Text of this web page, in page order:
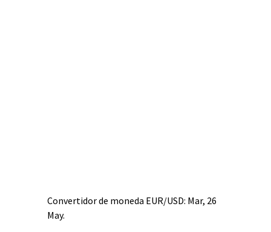
Convertidor de moneda EUR/USD: Mar, 26
May.